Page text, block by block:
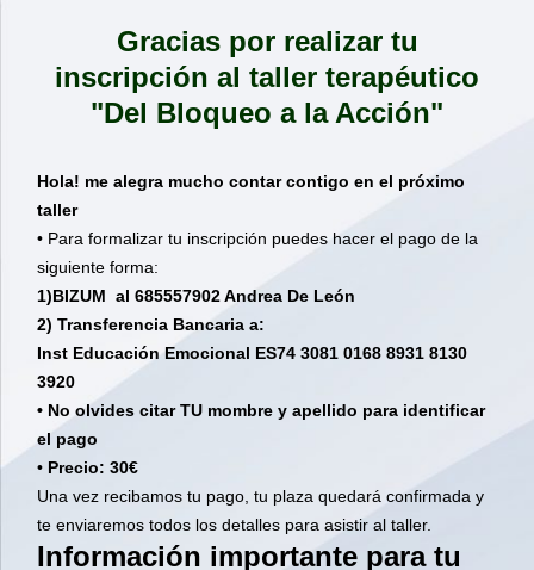
Gracias por realizar tu
inscripción al taller terapéutico
"Del Bloqueo a la Acción"
Hola! me alegra mucho contar contigo en el próximo
taller
• Para formalizar tu inscripción puedes hacer el pago de la
siguiente forma:
1)BIZUM al 685557902 Andrea De León
2) Transferencia Bancaria a:
Inst Educación Emocional ES74 3081 0168 8931 8130
3920
• No olvides citar TU mombre y apellido para identificar
el pago
• Precio: 30€
Una vez recibamos tu pago, tu plaza quedará confirmada y
te enviaremos todos los detalles para asistir al taller.
Información importante para tu